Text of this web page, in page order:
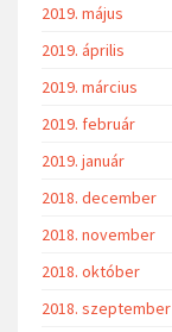
2019. május
2019. április
2019. március
2019. február
2019. január
2018. december
2018. november
2018. október
2018. szeptember